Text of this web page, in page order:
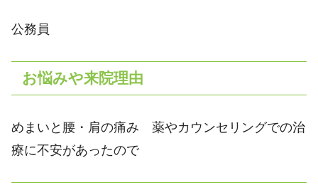
公務員
お悩みや来院理由
めまいと腰・肩の痛み 薬やカウンセリングでの治
療に不安があったので